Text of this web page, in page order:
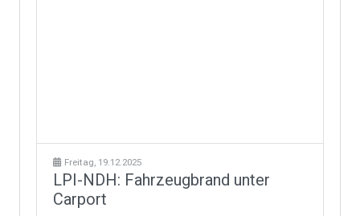
Freitag, 19.12.2025
LPI-NDH: Fahrzeugbrand unter
Carport